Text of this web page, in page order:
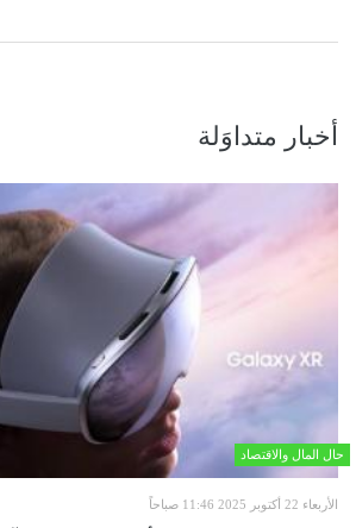
أخبار متداوَلة
حال المال والاقتصاد
الأربعاء 22 أكتوبر 2025 11:46 صباحاً